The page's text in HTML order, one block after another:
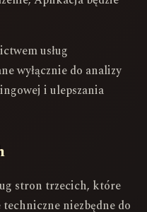
usług
wyłącznie do analizy
i ulepszania
stron trzecich, które
niezbędne do